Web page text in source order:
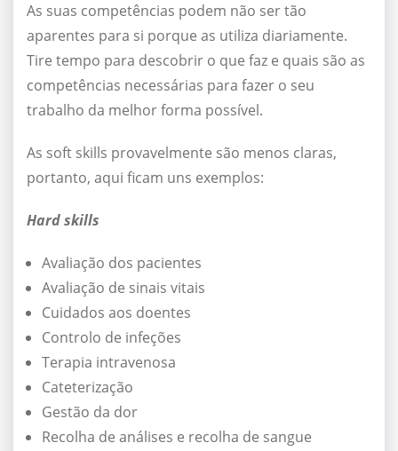
As suas competências podem não ser tão
aparentes para si porque as utiliza diariamente.
Tire tempo para descobrir o que faz e quais são as
competências necessárias para fazer o seu
trabalho da melhor forma possível.
As soft skills provavelmente são menos claras,
portanto, aqui ficam uns exemplos:
Hard skills
Avaliação dos pacientes
Avaliação de sinais vitais
Cuidados aos doentes
Controlo de infeções
Terapia intravenosa
Cateterização
Gestão da dor
Recolha de análises e recolha de sangue